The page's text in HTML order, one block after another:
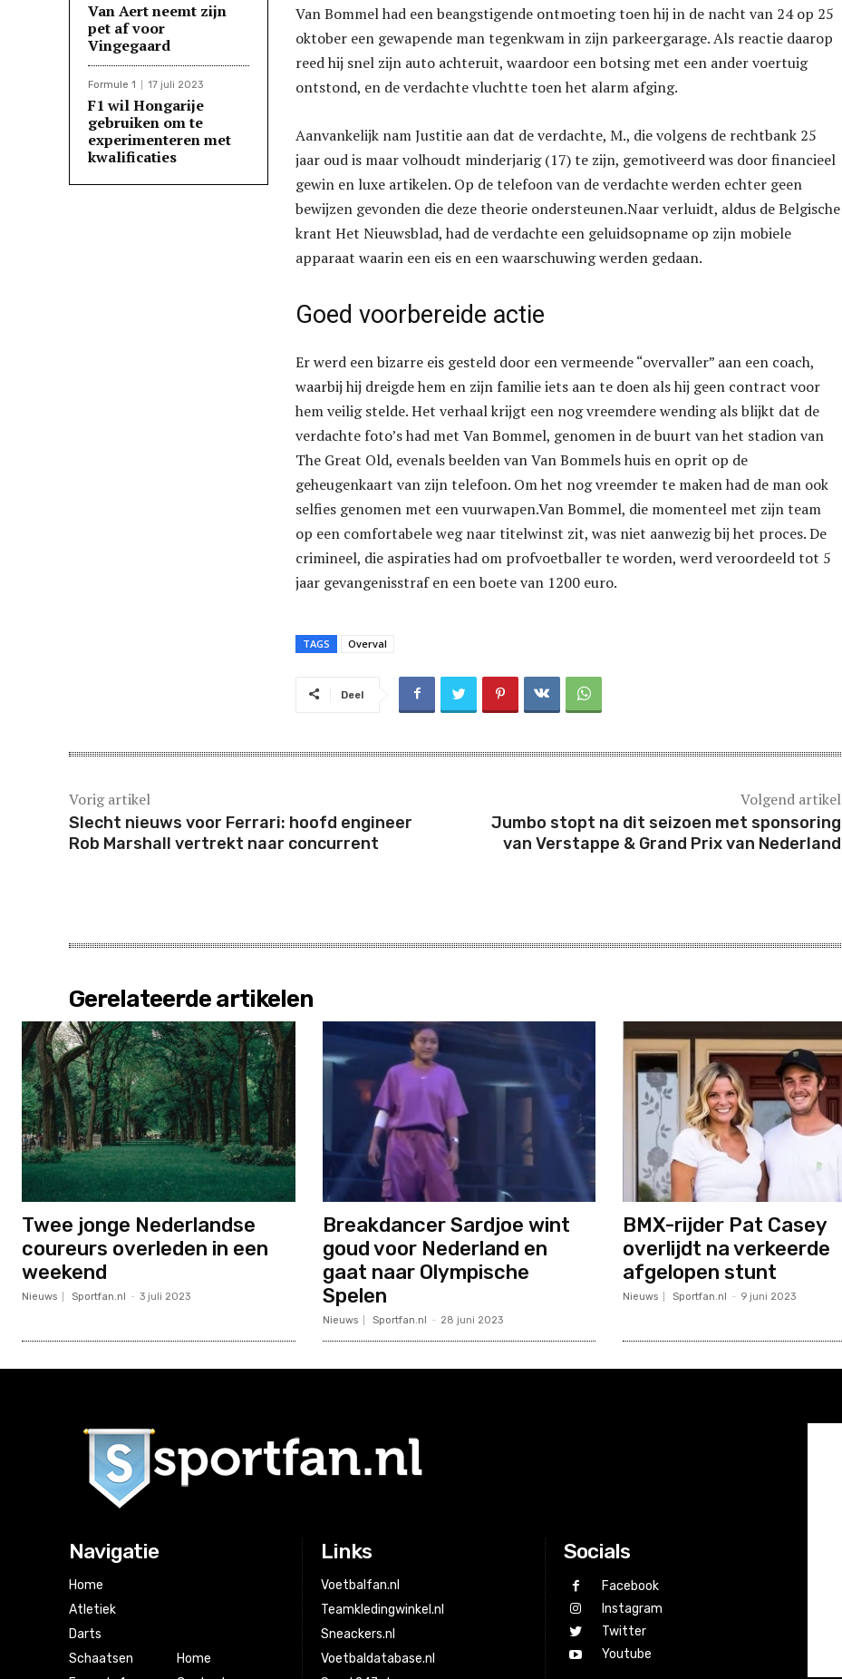
Van Aert neemt zijn
pet af voor
Vingegaard
Formule 1 17 juli 2023
F1 wil Hongarije
gebruiken om te
experimenteren met
kwalificaties
Van Bommel had een beangstigende ontmoeting toen hij in de nacht van 24 op 25
oktober een gewapende man tegenkwam in zijn parkeergarage. Als reactie daarop
reed hij snel zijn auto achteruit, waardoor een botsing met een ander voertuig
ontstond, en de verdachte vluchtte toen het alarm afging.
Aanvankelijk nam Justitie aan dat de verdachte, M., die volgens de rechtbank 25
jaar oud is maar volhoudt minderjarig (17) te zijn, gemotiveerd was door financieel
gewin en luxe artikelen. Op de telefoon van de verdachte werden echter geen
bewijzen gevonden die deze theorie ondersteunen.Naar verluidt, aldus de Belgische
krant Het Nieuwsblad, had de verdachte een geluidsopname op zijn mobiele
apparaat waarin een eis en een waarschuwing werden gedaan.
Goed voorbereide actie
Er werd een bizarre eis gesteld door een vermeende “overvaller” aan een coach,
waarbij hij dreigde hem en zijn familie iets aan te doen als hij geen contract voor
hem veilig stelde. Het verhaal krijgt een nog vreemdere wending als blijkt dat de
verdachte foto’s had met Van Bommel, genomen in de buurt van het stadion van
The Great Old, evenals beelden van Van Bommels huis en oprit op de
geheugenkaart van zijn telefoon. Om het nog vreemder te maken had de man ook
selfies genomen met een vuurwapen.Van Bommel, die momenteel met zijn team
op een comfortabele weg naar titelwinst zit, was niet aanwezig bij het proces. De
crimineel, die aspiraties had om profvoetballer te worden, werd veroordeeld tot 5
jaar gevangenisstraf en een boete van 1200 euro.
TAGS Overval
Deel
Vorig artikel
Slecht nieuws voor Ferrari: hoofd engineer
Rob Marshall vertrekt naar concurrent
Volgend artikel
Jumbo stopt na dit seizoen met sponsoring
van Verstappe & Grand Prix van Nederland
Gerelateerde artikelen
Twee jonge Nederlandse
coureurs overleden in een
weekend
Nieuws Sportfan.nl - 3 juli 2023
Breakdancer Sardjoe wint
goud voor Nederland en
gaat naar Olympische
Spelen
Nieuws Sportfan.nl - 28 juni 2023
BMX-rijder Pat Casey
overlijdt na verkeerde
afgelopen stunt
Nieuws Sportfan.nl - 9 juni 2023
Navigatie
Home
Atletiek
Darts
Schaatsen
Home
Links
Voetbalfan.nl
Teamkledingwinkel.nl
Sneackers.nl
Voetbaldatabase.nl
Socials
Facebook
Instagram
Twitter
Youtube